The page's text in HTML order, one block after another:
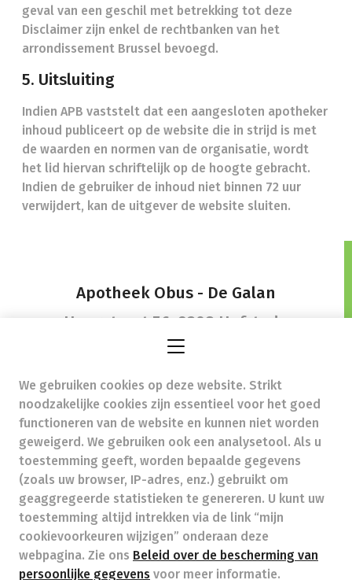
geval van een geschil met betrekking tot deze
Disclaimer zijn enkel de rechtbanken van het
arrondissement Brussel bevoegd.
5. Uitsluiting
Indien APB vaststelt dat een aangesloten apotheker
inhoud publiceert op de website die in strijd is met
de waarden en normen van de organisatie, wordt
het lid hiervan schriftelijk op de hoogte gebracht.
Indien de gebruiker de inhoud niet binnen 72 uur
verwijdert, kan de uitgever de website sluiten.
Apotheek Obus - De Galan
Hoogstraat 56, 9308 Hofstade
- Ondernemingsnummer (BTW nr.) (BE)0434817643
Beroepstitel: Apotheker werkzaam in België
Beroepsvereniging: Algemene Pharmaceutische
Bond autorisatienummer FAGG 412902
Valt onder toezicht van de Orde der Apothekers,
02/537.42.67, Henri Jasparlaan 94 1060 Brussel
Deontologie:
Code van de farmaceutische plichtenleer
Tarieven terugbetaalde zorg
We gebruiken cookies op deze website. Strikt
noodzakelijke cookies zijn essentieel voor het goed
functioneren van de website en kunnen niet worden
geweigerd. We gebruiken ook een analysetool. Als u
toestemming geeft, worden bepaalde gegevens
(zoals uw browser, IP-adres, enz.) gebruikt om
geaggregeerde statistieken te genereren. U kunt uw
toestemming altijd intrekken via de link “mijn
cookievoorkeuren wijzigen” onderaan deze
webpagina. Zie ons Beleid over de bescherming van
persoonlijke gegevens voor meer informatie.